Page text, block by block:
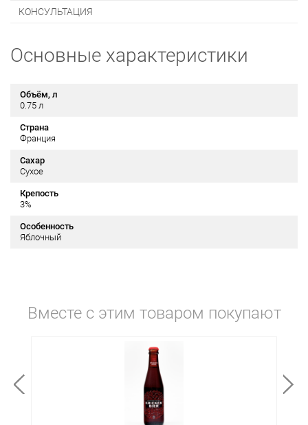
КОНСУЛЬТАЦИЯ
Основные характеристики
Объём, л
0.75 л
Страна
Франция
Сахар
Сухое
Крепость
3%
Особенность
Яблочный
Вместе с этим товаром покупают